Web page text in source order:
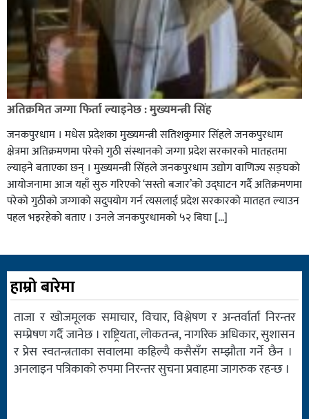
अतिक्रमित जग्गा फिर्ता ल्याइनेछ : मुख्यमन्त्री सिंह
जनकपुरधाम । मधेस प्रदेशका मुख्यमन्त्री सतिशकुमार सिंहले जनकपुरधाम
क्षेत्रमा अतिक्रमणमा परेको गुठी संस्थानको जग्गा प्रदेश सरकारको मातहतमा
ल्याइने बताएका छन् । मुख्यमन्त्री सिंहले जनकपुरधाम उद्योग वाणिज्य सङ्घको
आयोजनामा आज यहाँ सुरु गरिएको ‘सस्तो बजार’को उद्घाटन गर्दै अतिक्रमणमा
परेको गुठीको जग्गाको सदुपयोग गर्न त्यसलाई प्रदेश सरकारको मातहत ल्याउन
पहल भइरहेको बताए । उनले जनकपुरधामको ५२ बिघा […]
हाम्रो बारेमा
ताजा र खोजमूलक समाचार, विचार, विश्लेषण र अन्तर्वार्ता निरन्तर
सम्प्रेषण गर्दै जानेछ । राष्ट्रियता, लोकतन्त्र, नागरिक अधिकार, सुशासन
र प्रेस स्वतन्त्रताका सवालमा कहिल्यै कसैसँग सम्झौता गर्ने छैन ।
अनलाइन पत्रिकाको रुपमा निरन्तर सुचना प्रवाहमा जागरुक रहन्छ ।